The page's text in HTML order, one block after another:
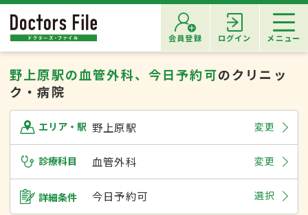
会員登録 ログイン メニュー
野上原駅の血管外科、今日予約可のクリニッ
ク・病院
エリア・駅 野上原駅 変更
診療科目 血管外科 変更
詳細条件 今日予約可 選択